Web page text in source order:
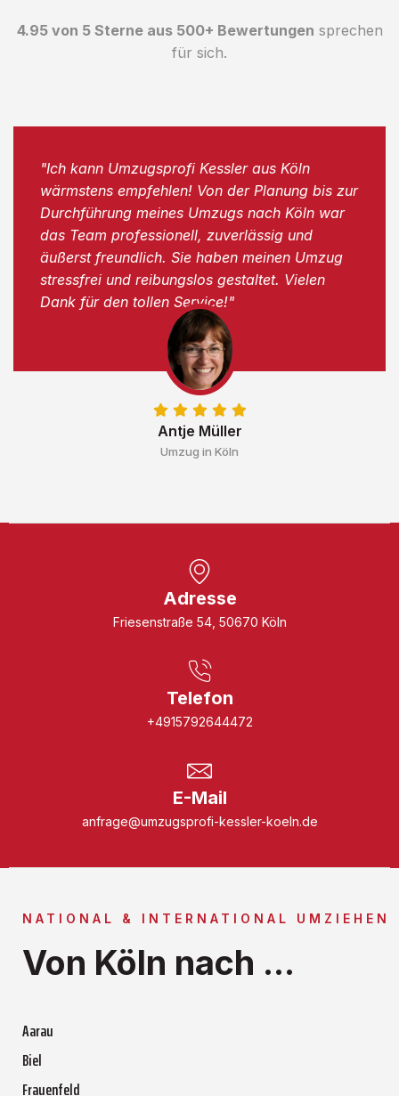
4.95 von 5 Sterne aus 500+ Bewertungen sprechen
für sich.
Antje Müller
Umzug in Köln
"Ich kann Umzugsprofi Kessler aus Köln
wärmstens empfehlen! Von der Planung bis zur
Durchführung meines Umzugs nach Köln war
das Team professionell, zuverlässig und
äußerst freundlich. Sie haben meinen Umzug
stressfrei und reibungslos gestaltet. Vielen
Dank für den tollen Service!"
Adresse
Friesenstraße 54, 50670 Köln
Telefon
+4915792644472
E-Mail
anfrage@umzugsprofi-kessler-koeln.de
NATIONAL & INTERNATIONAL UMZIEHEN
Von Köln nach ...
Aarau
Biel
Frauenfeld